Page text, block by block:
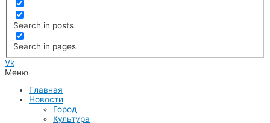
Search in posts
Search in pages
Vk
Меню
Главная
Новости
Город
Культура